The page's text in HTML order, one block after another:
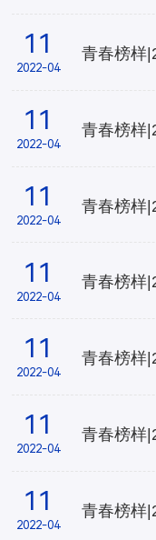
11
2022-04
青春榜样
11
2022-04
青春榜样
11
2022-04
青春榜样
11
2022-04
青春榜样
11
2022-04
青春榜样
11
2022-04
青春榜样
11
2022-04
青春榜样